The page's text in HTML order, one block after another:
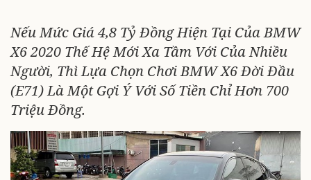
Nếu Mức Giá 4,8 Tỷ Đồng Hiện Tại Của BMW
X6 2020 Thế Hệ Mới Xa Tầm Với Của Nhiều
Người, Thì Lựa Chọn Chơi BMW X6 Đời Đầu
(E71) Là Một Gợi Ý Với Số Tiền Chỉ Hơn 700
Triệu Đồng.